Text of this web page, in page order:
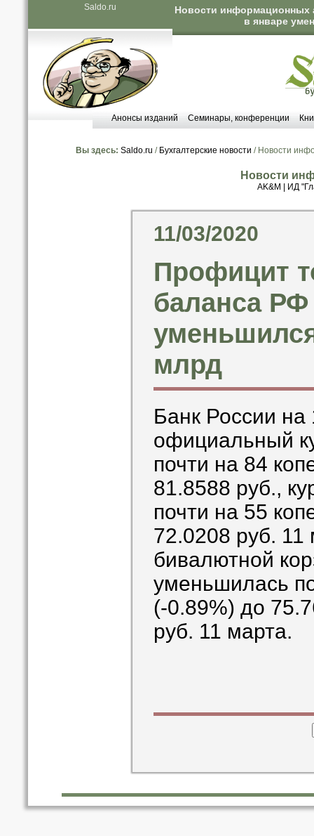
Saldo.ru
Новости информационных
в январе
Анонсы изданий Семинары, конференции
Вы здесь: Saldo.ru / Бухгалтерские новости / Новости
Новости
AK&M ИД
11/03/2020
Профицит
баланса РФ
млрд
Банк России на
официальный
почти на 84
81.8588 руб.,
почти на 55
72.0208 руб. 11
бивалютной
уменьшилась
(-0.89%) до
руб. 11 марта.